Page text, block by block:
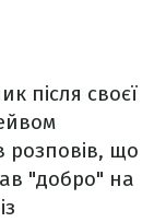
після своєї
розповів, що
"добро" на
із